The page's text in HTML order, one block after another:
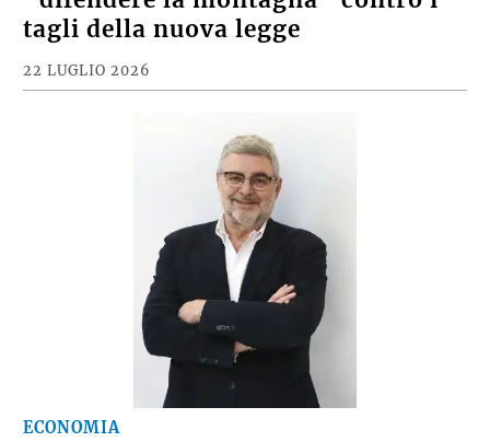
tagli della nuova legge
22 LUGLIO 2026
ECONOMIA